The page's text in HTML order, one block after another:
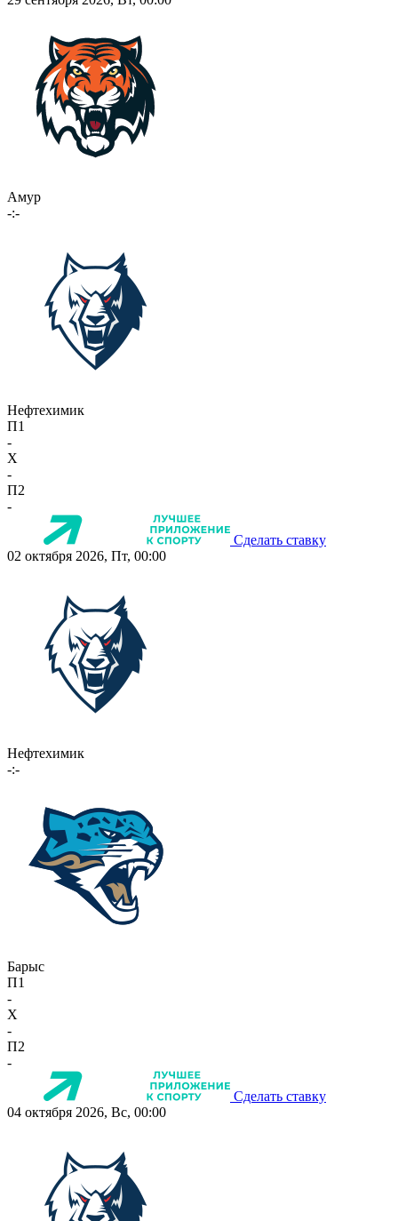
Амур
-:-
Нефтехимик
П1
-
X
-
П2
-
Сделать ставку
02 октября 2026, Пт, 00:00
Нефтехимик
-:-
Барыс
П1
-
X
-
П2
-
Сделать ставку
04 октября 2026, Вс, 00:00